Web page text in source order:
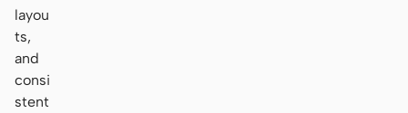
layou
ts,
and
consi
stent